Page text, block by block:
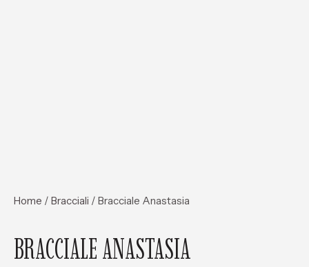
Home / Bracciali / Bracciale Anastasia
BRACCIALE ANASTASIA